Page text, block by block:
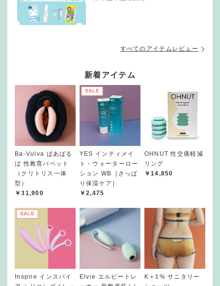
すべてのアイテムレビュー
新着アイテム
Ba-Vulva ばあばる
ば 性教育パペット
（クリトリス一体
型）
￥31,900
SALE
YES インティメイ
ト・ウォーターロー
ション WB［さっぱ
り保湿ケア］
￥2,475
OHNUT 性交痛軽減
リング
￥14,850
SALE
Inspire インスパイ
Elvie エルビートレ
K＋1% サニタリー